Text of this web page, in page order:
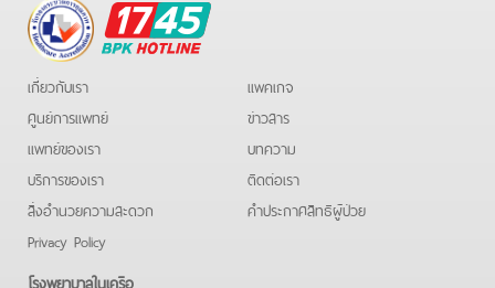
BPK
Hotline
เกี่ยวกับเรา
ศูนย์การแพทย์
แพทย์ของเรา
บริการของเรา
สิ่งอำนวยความสะดวก
Privacy Policy
แพคเกจ
ข่าวสาร
บทความ
ติดต่อเรา
คําประกาศสิทธิผู้ป่วย
โรงพยาบาลในเครือ